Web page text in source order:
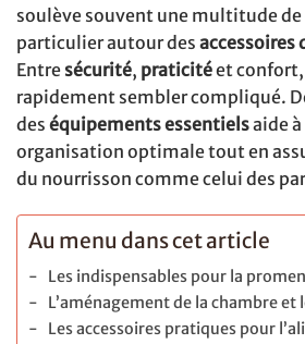
soulève souvent une multitude
particulier autour des accessoires
Entre sécurité, praticitéet
rapidement sembler compliqué.
des équipements essentielsaide
organisation optimale tout en
du nourrisson comme celui des
Au menu dans cet article
Les indispensables pour la
L’aménagement de la chambre et
Les accessoires pratiques pour